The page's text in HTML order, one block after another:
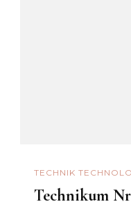
TECHNIK
Technikum